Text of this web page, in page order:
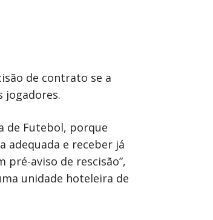
de contrato se a
jogadores.
de Futebol, porque
e receber já
pré-aviso de rescisão”,
unidade hoteleira de